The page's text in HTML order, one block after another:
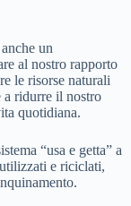
un
al nostro rapporto
le risorse naturali
a ridurre il nostro
quotidiana.
“usa e getta” a
e riciclati,